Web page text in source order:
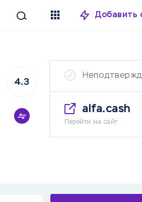
Добавить
4.3
alfa.cash
Перейти на сайт